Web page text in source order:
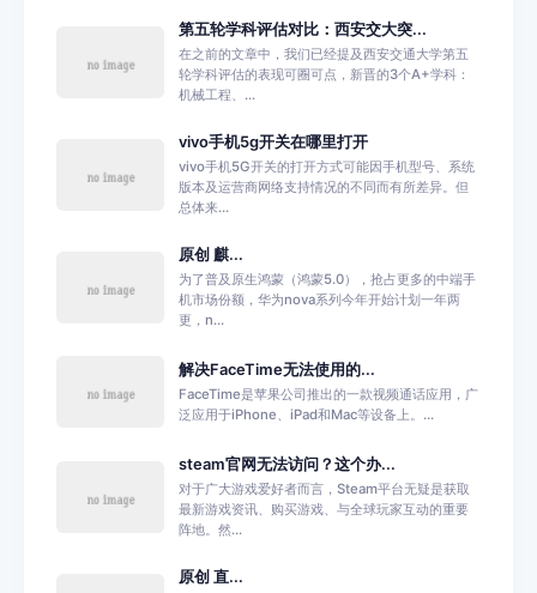
第五轮学科评估对比：西安交大突...
在之前的文章中，我们已经提及西安交通大学第五
轮学科评估的表现可圈可点，新晋的3个A+学科：
机械工程、...
vivo手机5g开关在哪里打开
vivo手机5G开关的打开方式可能因手机型号、系统
版本及运营商网络支持情况的不同而有所差异。但
总体来...
原创 麒...
为了普及原生鸿蒙（鸿蒙5.0），抢占更多的中端手
机市场份额，华为nova系列今年开始计划一年两
更，n...
解决FaceTime无法使用的...
FaceTime是苹果公司推出的一款视频通话应用，广
泛应用于iPhone、iPad和Mac等设备上。...
steam官网无法访问？这个办...
对于广大游戏爱好者而言，Steam平台无疑是获取
最新游戏资讯、购买游戏、与全球玩家互动的重要
阵地。然...
原创 直...